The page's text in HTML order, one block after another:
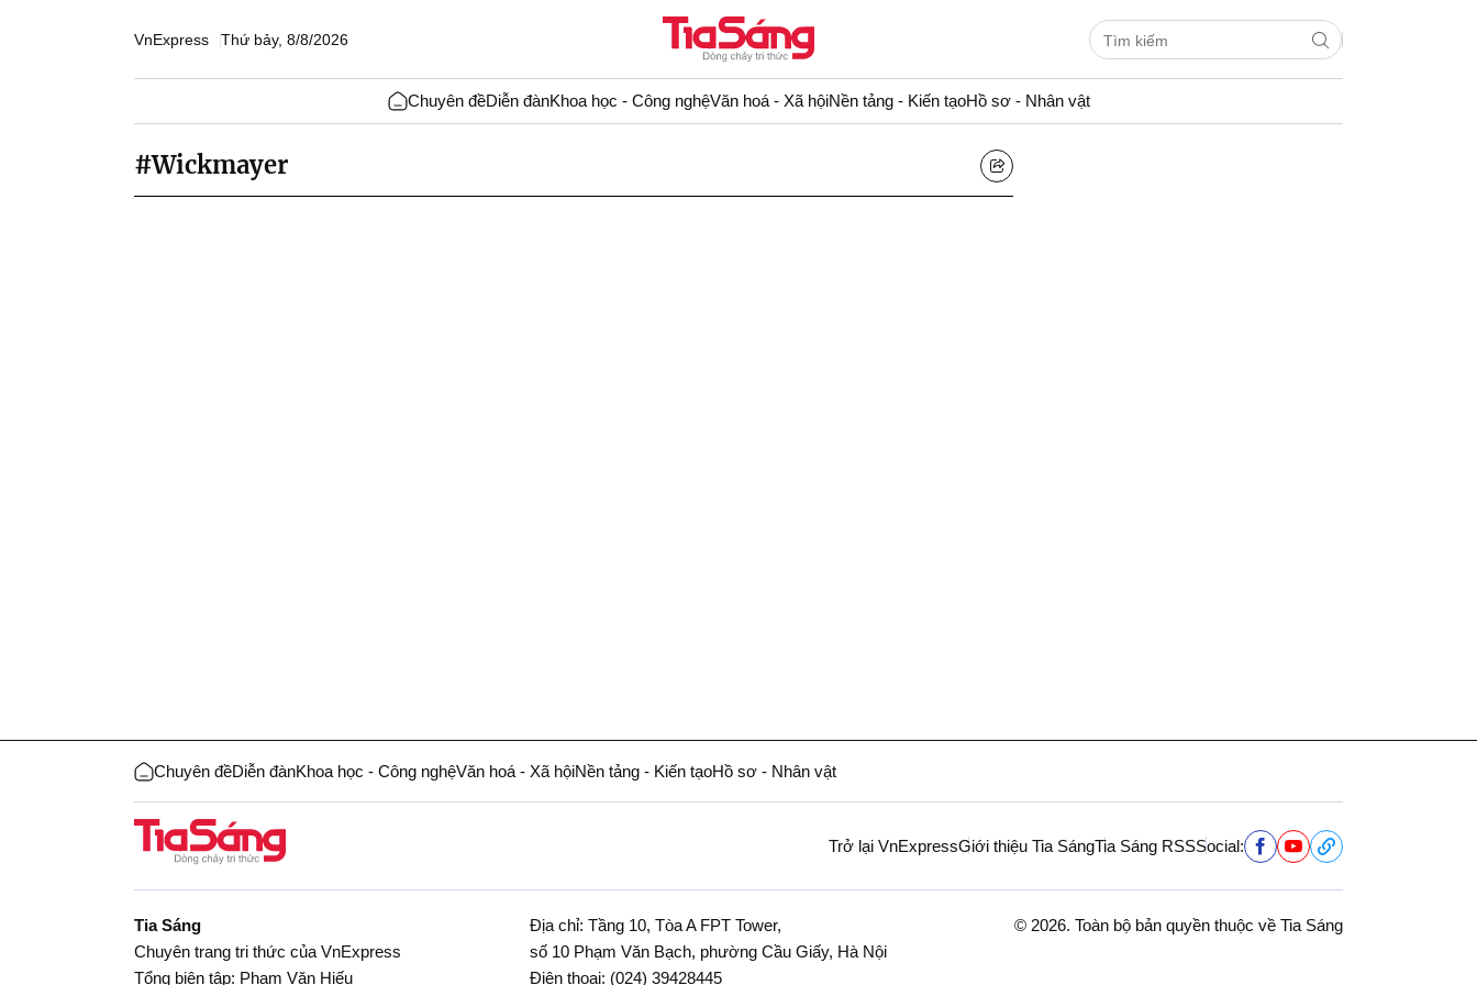
VnExpress Thứ bảy, 8/8/2026
Chuyên đềDiễn đànKhoa học - Công nghệVăn hoá - Xã hộiNền tảng - Kiến tạoHồ sơ - Nhân vật
#Wickmayer
Chuyên đềDiễn đànKhoa học - Công nghệVăn hoá - Xã hộiNền tảng - Kiến tạoHồ sơ - Nhân vật
Trở lại VnExpressGiới thiệu Tia SángTia Sáng RSSSocial:
Tia Sáng
Chuyên trang tri thức của VnExpress
Tổng biên tập: Phạm Văn Hiếu
Địa chỉ: Tầng 10, Tòa A FPT Tower,
số 10 Phạm Văn Bạch, phường Cầu Giấy, Hà Nội
Điện thoại: (024) 39428445
© 2026. Toàn bộ bản quyền thuộc về Tia Sáng